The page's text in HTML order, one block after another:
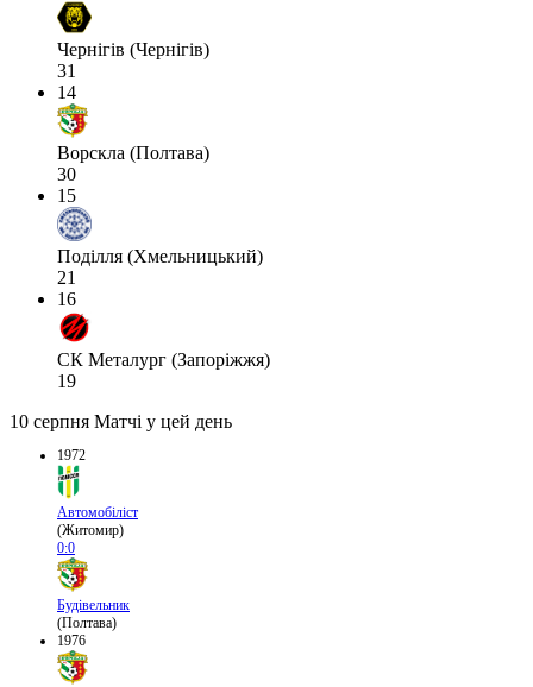
Чернігів (Чернігів)
31
14
Ворскла (Полтава)
30
15
Поділля (Хмельницький)
21
16
СК Металург (Запоріжжя)
19
10 серпня Матчі у цей день
1972
Автомобіліст
(Житомир)
0:0
Будівельник
(Полтава)
1976